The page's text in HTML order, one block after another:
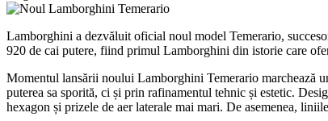
Lamborghini a dezvăluit oficial noul model Temerario,
920 de cai putere, fiind primul Lamborghini din istorie care
Momentul lansării noului Lamborghini Temerario marchează
puterea sa sporită, ci și prin rafinamentul tehnic și estetic.
hexagon și prizele de aer laterale mai mari. De asemenea,